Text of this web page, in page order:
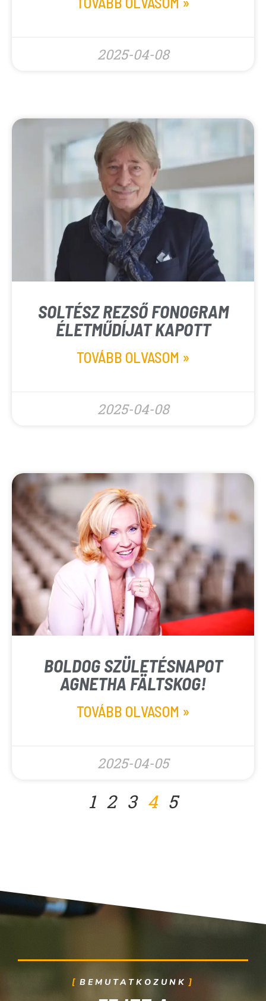
2025-04-08
SOLTÉSZ REZSŐ FONOGRAM
ÉLETMŰDÍJAT KAPOTT
TOVÁBB OLVASOM »
2025-04-08
BOLDOG SZÜLETÉSNAPOT
AGNETHA FÄLTSKOG!
TOVÁBB OLVASOM »
2025-04-05
1 2 3 4 5
BEMUTATKOZUNK